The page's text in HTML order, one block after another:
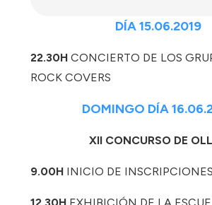
DÍA 15.06.2019
22.30H CONCIERTO DE LOS
ROCK COVERS
DOMINGO DÍA
XII CONCURSO DE
9.00H INICIO DE INSCRIPCIONES